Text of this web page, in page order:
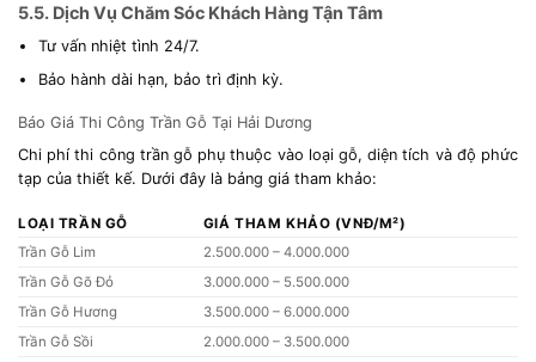
5.5. Dịch Vụ Chăm Sóc Khách Hàng Tận Tâm
Tư vấn nhiệt tình 24/7.
Bảo hành dài hạn, bảo trì định kỳ.
Báo Giá Thi Công Trần Gỗ Tại Hải Dương
Chi phí thi công trần gỗ phụ thuộc vào loại gỗ, diện tích và độ phức
tạp của thiết kế. Dưới đây là bảng giá tham khảo:
LOẠI TRẦN GỖ
GIÁ THAM KHẢO (VNĐ/M²)
Trần Gỗ Lim
2.500.000 – 4.000.000
Trần Gỗ Gõ Đỏ
3.000.000 – 5.500.000
Trần Gỗ Hương
3.500.000 – 6.000.000
Trần Gỗ Sồi
2.000.000 – 3.500.000